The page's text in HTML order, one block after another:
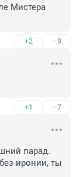
Мистера
+2 –9
+1 –7
парад.
иронии, ты